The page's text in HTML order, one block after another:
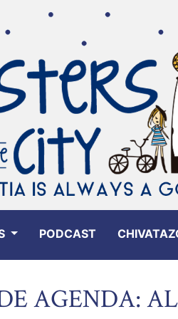
PODCAST
AGENDA: